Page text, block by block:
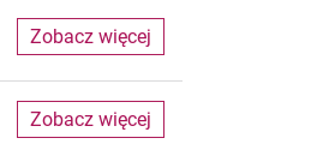
Zobacz więcej
Zobacz więcej